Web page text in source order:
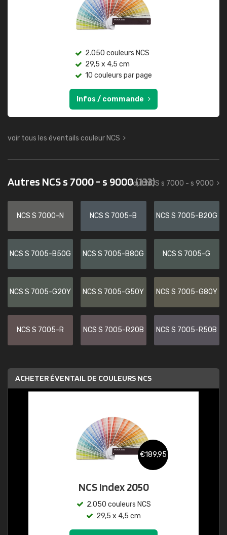
2.050 couleurs NCS
29,5 x 4,5 cm
10 couleurs par page
Infos / commande
voir tous les éventails couleur NCS
Autres NCS s 7000 - s 9000(133)
tout NCS s 7000 - s 9000
NCS S 7000-N NCS S 7005-B NCS S 7005-B20G
NCS S 7005-B50G NCS S 7005-B80G NCS S 7005-G
NCS S 7005-G20Y NCS S 7005-G50Y NCS S 7005-G80Y
NCS S 7005-R NCS S 7005-R20B NCS S 7005-R50B
ACHETER ÉVENTAIL DE COULEURS NCS
€189,95
NCS Index 2050
2.050 couleurs NCS
29,5 x 4,5 cm